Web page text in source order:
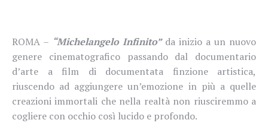
ROMA – “Michelangelo Infinito” da inizio a un nuovo
genere cinematografico passando dal documentario
d’arte a film di documentata finzione artistica,
riuscendo ad aggiungere un’emozione in più a quelle
creazioni immortali che nella realtà non riusciremmo a
cogliere con occhio così lucido e profondo.